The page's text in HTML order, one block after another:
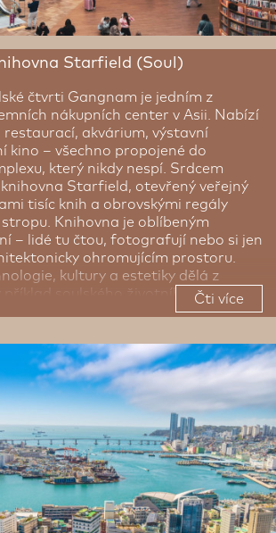
Starfield (Soul)
čtvrti Gangnam je jedním z
nákupních center v Asii. Nabízí
restaurací, akvárium, výstavní
kino – všechno propojené do
který nikdy nespí. Srdcem
Starfield, otevřený veřejný
tisíc knih a obrovskými regály
Knihovna je oblíbeným
– lidé tu čtou, fotografují nebo si jen
ohromujícím prostoru.
kultury a estetiky dělá z
příklad soulského životního stylu –
ale stále s respektem k
Čti více